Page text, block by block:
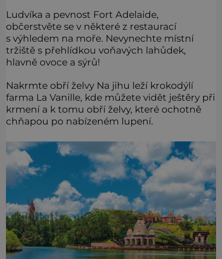
Ludvíka a pevnost Fort Adelaide,
občerstvěte se v některé z restaurací
s výhledem na moře. Nevynechte místní
tržiště s přehlídkou voňavých lahůdek,
hlavně ovoce a sýrů!
Nakrmte obří želvy Na jihu leží krokodýlí
farma La Vanille, kde můžete vidět ještěry při
krmení a k tomu obří želvy, které ochotně
chňapou po nabízeném lupení.